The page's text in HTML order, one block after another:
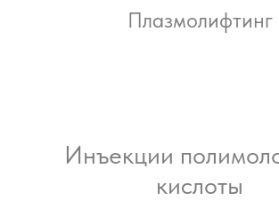
Плазмолифтинг
Инъекции
кислоты